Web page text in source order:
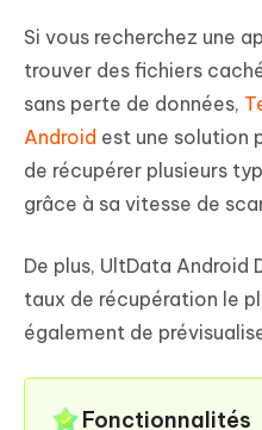
Si vous recherchez une
trouver des fichiers
sans perte de données,
Android est une solution
de récupérer plusieurs
grâce à sa vitesse de
De plus, UltData Android
taux de récupération le
également de
Fonctionnalités